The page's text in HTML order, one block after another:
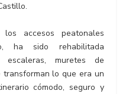
accesos peatonales
ha sido rehabilitada
escaleras, muretes de
lo que era un
cómodo, seguro y